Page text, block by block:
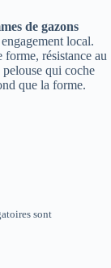
de gazons
local.
résistance au
qui coche
que la forme.
sont